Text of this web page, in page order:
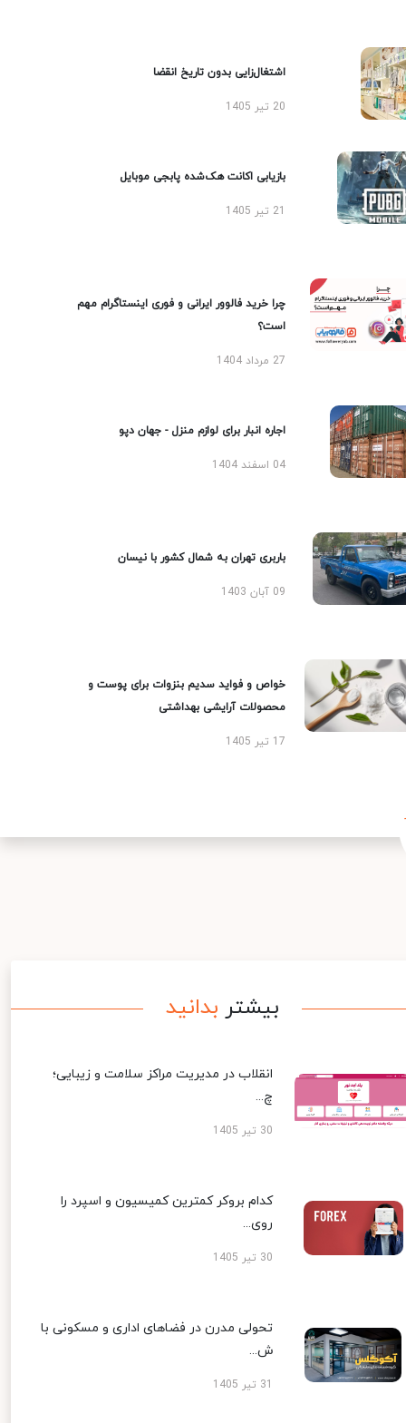
اشتغال‌زایی بدون تاریخ انقضا
20 تیر 1405
بازیابی اکانت هک‌شده پابجی موبایل
چرا خرید فالوور ایرانی و فوری اینستاگرام مهم
است؟
27 مرداد 1404
اجاره انبار برای لوازم منزل - جهان دپو
04 اسفند 1404
باربری تهران به شمال کشور با نیسان
09 آبان 1403
خواص و فواید سدیم بنزوات برای پوست و
محصولات آرایشی بهداشتی
17 تیر 1405
بیشتر بدانید
انقلاب در مدیریت مراکز سلامت و زیبایی؛
چ...
30 تیر 1405
کدام بروکر کمترین کمیسیون و اسپرد را
روی...
30 تیر 1405
تحولی مدرن در فضاهای اداری و مسکونی با
ش...